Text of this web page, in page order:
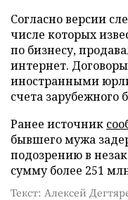
Согласно версии
числе которых
по бизнесу,
интернет.
иностранными
счета зарубежного
Ранее источник
бывшего мужа
подозрению в
сумму более 251
Текст: Алексей